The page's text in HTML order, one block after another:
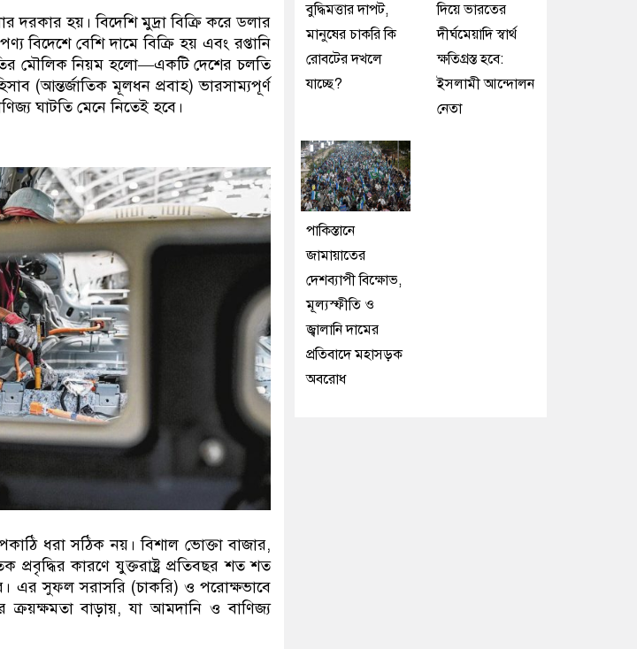
দরকার হয়। বিদেশি মুদ্রা বিক্রি করে ডলার
বিদেশে বেশি দামে বিক্রি হয় এবং রপ্তানি
মৌলিক নিয়ম হলো—একটি দেশের চলতি
(আন্তর্জাতিক মূলধন প্রবাহ) ভারসাম্যপূর্ণ
ঘাটতি মেনে নিতেই হবে।
ধরা সঠিক নয়। বিশাল ভোক্তা বাজার,
প্রবৃদ্ধির কারণে যুক্তরাষ্ট্র প্রতিবছর শত শত
এর সুফল সরাসরি (চাকরি) ও পরোক্ষভাবে
বাড়ায়, যা আমদানি ও বাণিজ্য
বুদ্ধিমত্তার দাপট,
মানুষের চাকরি কি
রোবটের দখলে
যাচ্ছে?
দিয়ে ভারতের
দীর্ঘমেয়াদি স্বার্থ
ক্ষতিগ্রস্ত হবে:
ইসলামী আন্দোলন
নেতা
পাকিস্তানে
জামায়াতের
দেশব্যাপী বিক্ষোভ,
মূল্যস্ফীতি ও
জ্বালানি দামের
প্রতিবাদে মহাসড়ক
অবরোধ